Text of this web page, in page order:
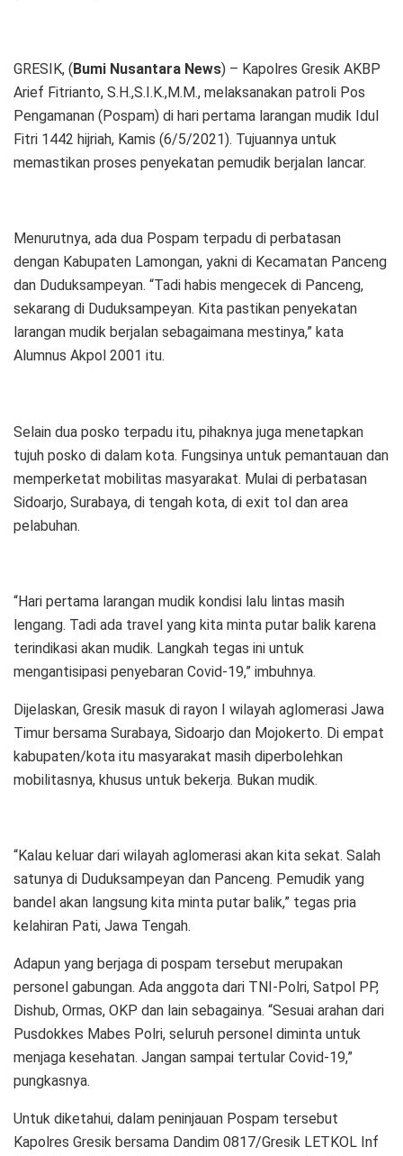
GRESIK, ( Bumi Nusantara News) – Kapolres Gresik AKBP
Arief Fitrianto, S.H.,S.I.K.,M.M., melaksanakan patroli Pos
Pengamanan (Pospam) di hari pertama larangan mudik Idul
Fitri 1442 hijriah, Kamis (6/5/2021). Tujuannya untuk
memastikan proses penyekatan pemudik berjalan lancar.
Menurutnya, ada dua Pospam terpadu di perbatasan
dengan Kabupaten Lamongan, yakni di Kecamatan Panceng
dan Duduksampeyan. “Tadi habis mengecek di Panceng,
sekarang di Duduksampeyan. Kita pastikan penyekatan
larangan mudik berjalan sebagaimana mestinya,” kata
Alumnus Akpol 2001 itu.
Selain dua posko terpadu itu, pihaknya juga menetapkan
tujuh posko di dalam kota. Fungsinya untuk pemantauan dan
memperketat mobilitas masyarakat. Mulai di perbatasan
Sidoarjo, Surabaya, di tengah kota, di exit tol dan area
pelabuhan.
“Hari pertama larangan mudik kondisi lalu lintas masih
lengang. Tadi ada travel yang kita minta putar balik karena
terindikasi akan mudik. Langkah tegas ini untuk
mengantisipasi penyebaran Covid-19,” imbuhnya.
Dijelaskan, Gresik masuk di rayon I wilayah aglomerasi Jawa
Timur bersama Surabaya, Sidoarjo dan Mojokerto. Di empat
kabupaten/kota itu masyarakat masih diperbolehkan
mobilitasnya, khusus untuk bekerja. Bukan mudik.
“Kalau keluar dari wilayah aglomerasi akan kita sekat. Salah
satunya di Duduksampeyan dan Panceng. Pemudik yang
bandel akan langsung kita minta putar balik,” tegas pria
kelahiran Pati, Jawa Tengah.
Adapun yang berjaga di pospam tersebut merupakan
personel gabungan. Ada anggota dari TNI-Polri, Satpol PP,
Dishub, Ormas, OKP dan lain sebagainya. “Sesuai arahan dari
Pusdokkes Mabes Polri, seluruh personel diminta untuk
menjaga kesehatan. Jangan sampai tertular Covid-19,”
pungkasnya.
Untuk diketahui, dalam peninjauan Pospam tersebut
Kapolres Gresik bersama Dandim 0817/Gresik LETKOL Inf